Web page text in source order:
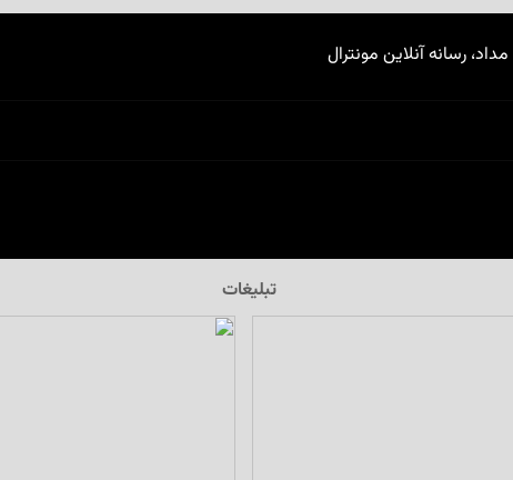
مداد، رسانه آنلاین مونترال
تبلیغات